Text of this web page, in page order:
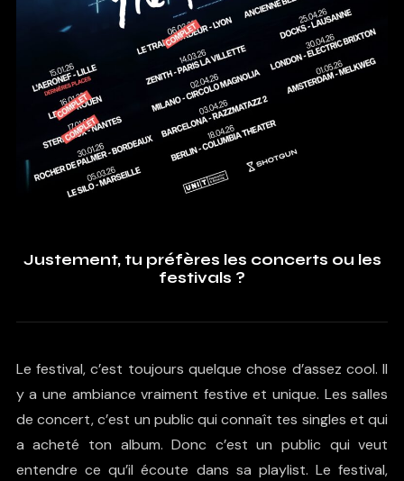
Justement, tu préfères les concerts ou les
festivals ?
Le festival, c’est toujours quelque chose d’assez cool. Il
y a une ambiance vraiment festive et unique. Les salles
de concert, c’est un public qui connaît tes singles et qui
a acheté ton album. Donc c’est un public qui veut
entendre ce qu’il écoute dans sa playlist. Le festival,